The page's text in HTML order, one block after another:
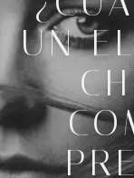
UN